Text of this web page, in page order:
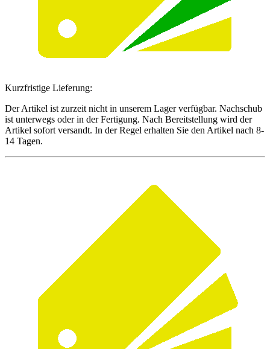
Kurzfristige Lieferung:
Der Artikel ist zurzeit nicht in unserem Lager verfügbar. Nachschub
ist unterwegs oder in der Fertigung. Nach Bereitstellung wird der
Artikel sofort versandt. In der Regel erhalten Sie den Artikel nach 8-
14 Tagen.